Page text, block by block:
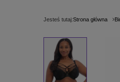
Jesteś tutaj:Strona główna